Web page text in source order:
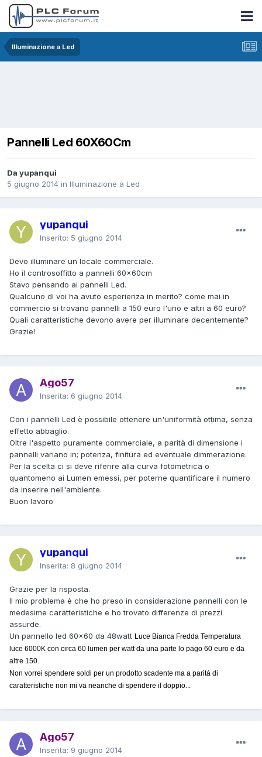
Illuminazione a Led
Pannelli Led 60X60Cm
Da yupanqui
5 giugno 2014 in Illuminazione a Led
yupanqui
Inserito: 5 giugno 2014
Devo illuminare un locale commerciale.
Ho il controsoffitto a pannelli 60x60cm
Stavo pensando ai pannelli Led.
Qualcuno di voi ha avuto esperienza in merito? come mai in
commercio si trovano pannelli a 150 euro l'uno e altri a 60 euro?
Quali caratteristiche devono avere per illuminare decentemente?
Grazie!
Ago57
Inserita: 6 giugno 2014
Con i pannelli Led è possibile ottenere un'uniformità ottima, senza
effetto abbaglio.
Oltre l'aspetto puramente commerciale, a parità di dimensione i
pannelli variano in; potenza, finitura ed eventuale dimmerazione.
Per la scelta ci si deve riferire alla curva fotometrica o
quantomeno ai Lumen emessi, per poterne quantificare il numero
da inserire nell'ambiente.
Buon lavoro
yupanqui
Inserita: 8 giugno 2014
Grazie per la risposta.
Il mio problema è che ho preso in considerazione pannelli con le
medesime caratteristiche e ho trovato differenze di prezzi
assurde.
Un pannello led 60x60 da 48watt Luce Bianca Fredda Temperatura
luce 6000K con circa 60 lumen per watt da una parte lo pago 60 euro e da
altre 150.
Non vorrei spendere soldi per un prodotto scadente ma a parità di
caratteristiche non mi va neanche di spendere il doppio...
Ago57
Inserita: 9 giugno 2014